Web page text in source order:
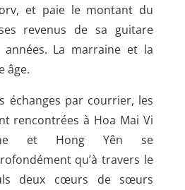
et paie le montant du
revenus de sa guitare
années. La marraine et la
âge.
échanges par courrier, les
rencontrées à Hoa Mai Vi
et Hong Yên se
qu’à travers le
deux cœurs de sœurs